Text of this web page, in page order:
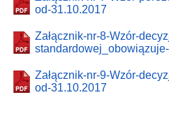
od-31.10.2017
Załącznik-nr-8-Wzór-
Załącznik-nr-9-Wzór-
od-31.10.2017